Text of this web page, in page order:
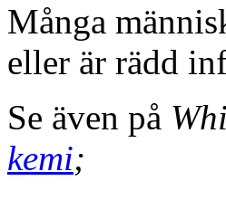
Många
eller är rädd
Se även på
kemi;